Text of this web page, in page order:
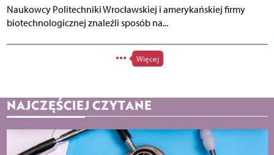
Naukowcy Politechniki Wrocławskiej i amerykańskiej firmy
biotechnologicznej znaleźli sposób na...
Więcej
NAJCZĘŚCIEJ CZYTANE